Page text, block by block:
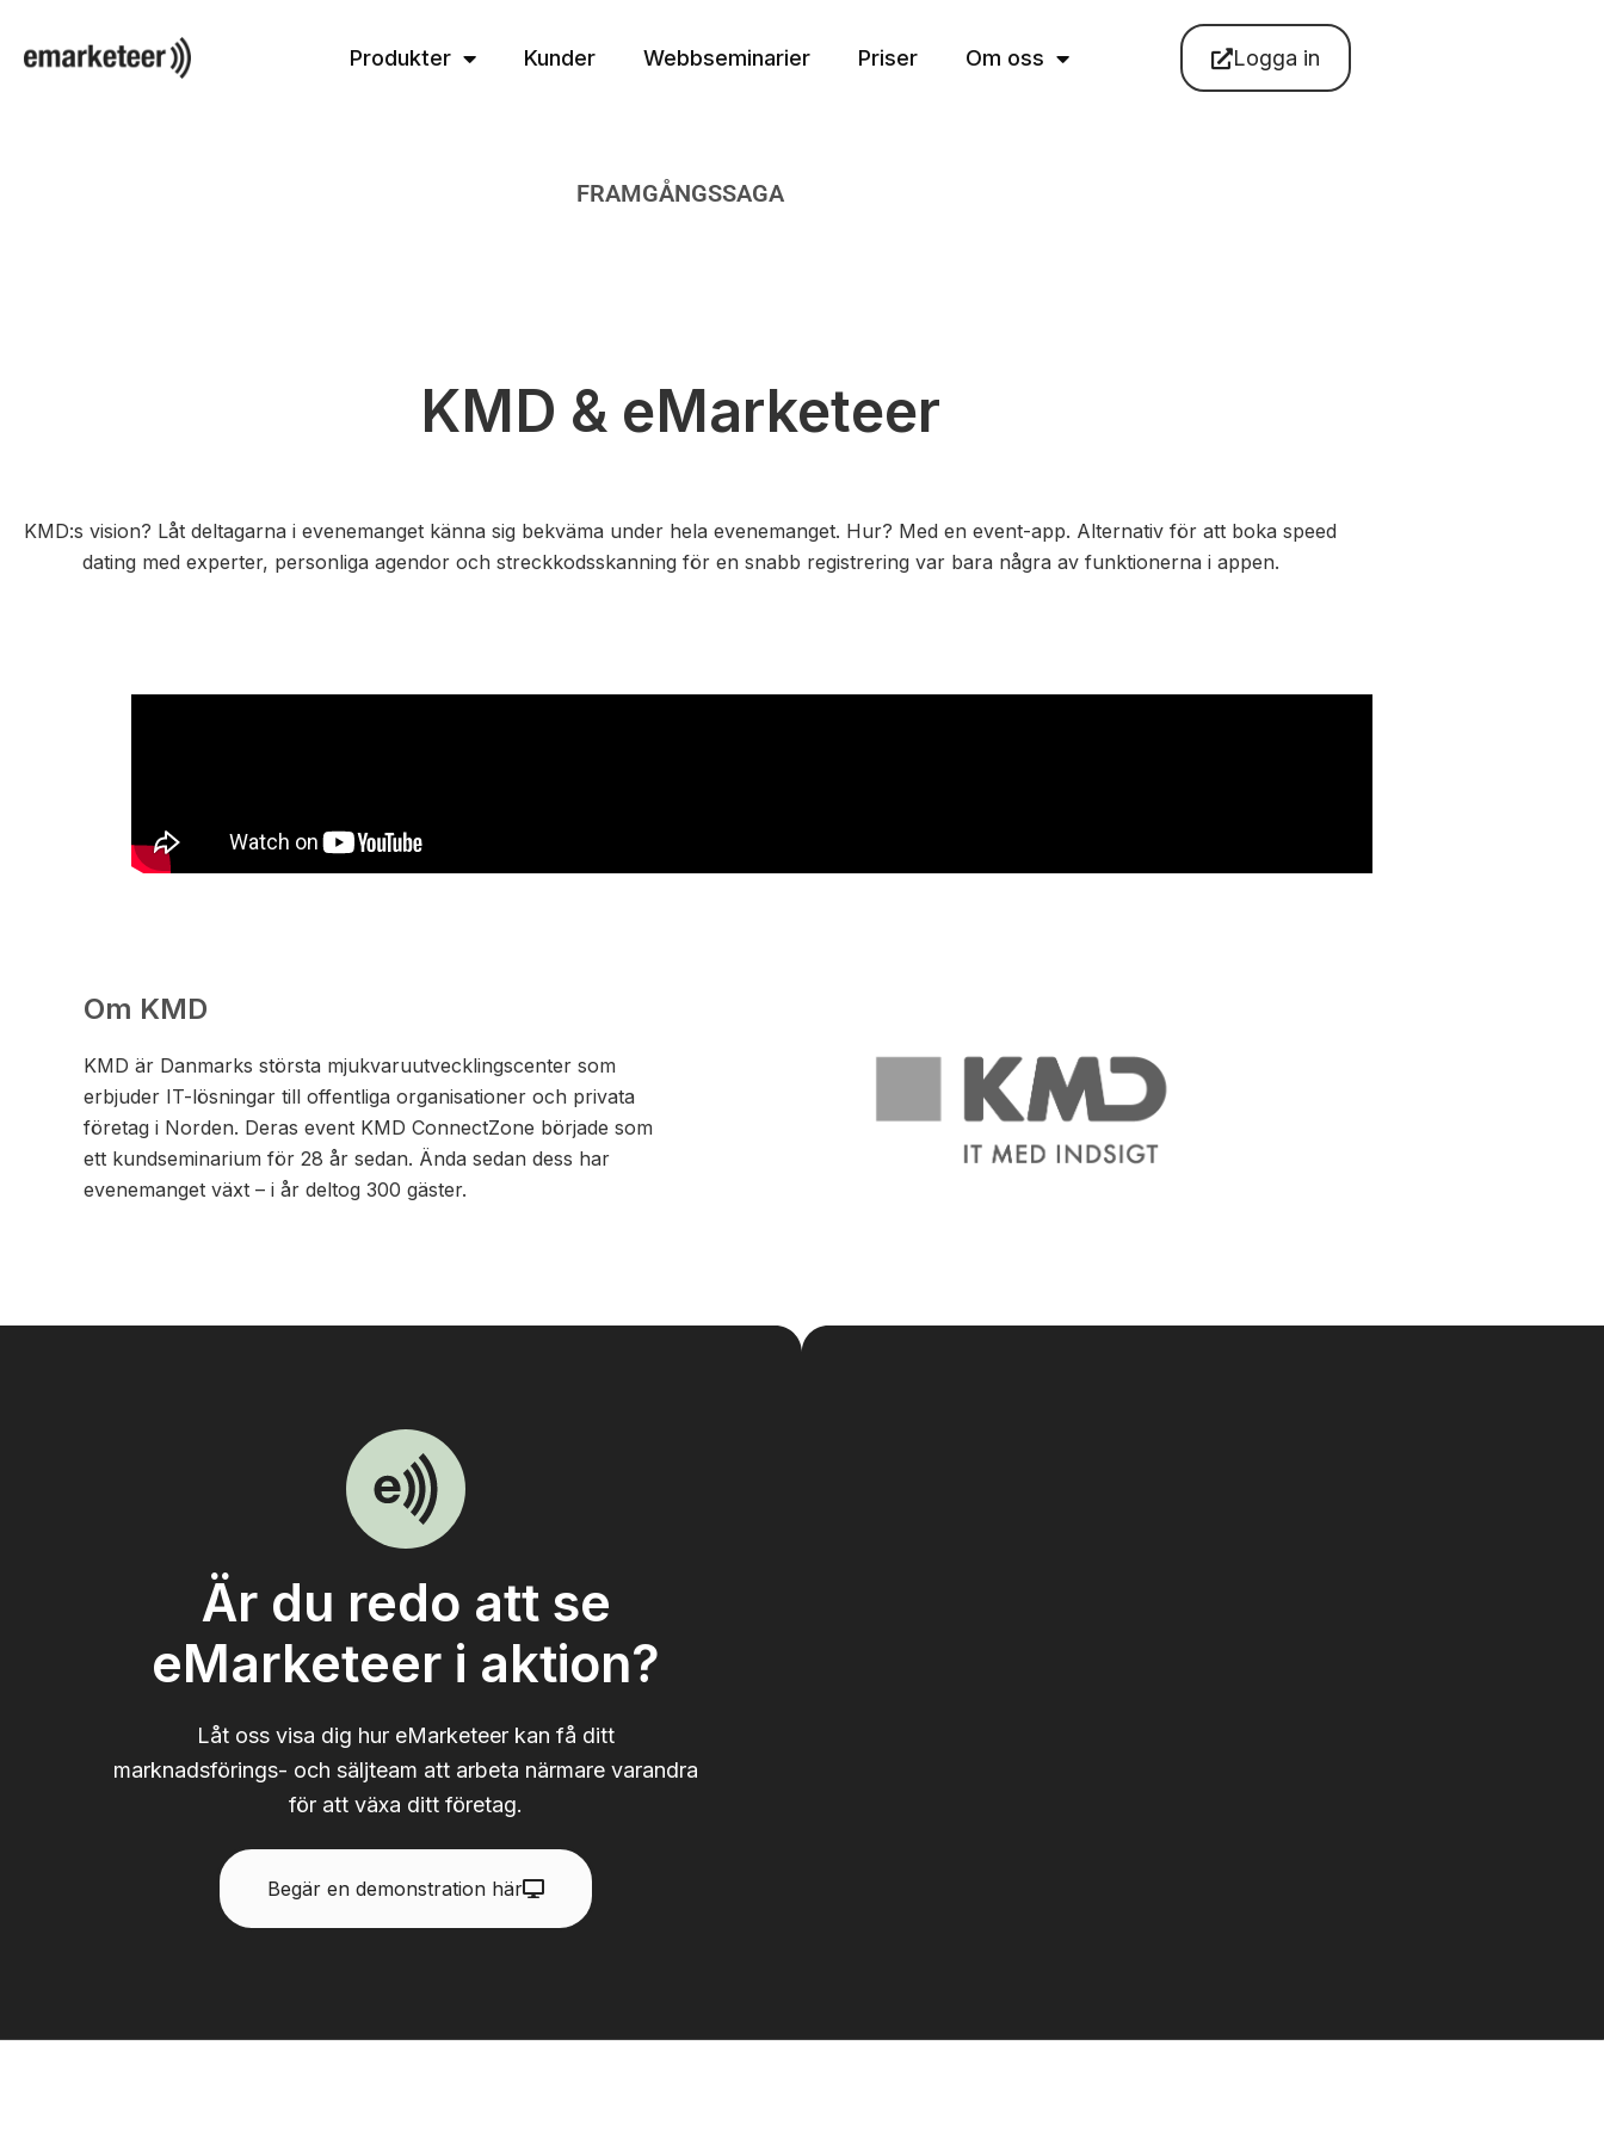
Produkter Kunder Webbseminarier Priser Om oss Logga in
FRAMGÅNGSSAGA
KMD & eMarketeer
KMD:s vision? Låt deltagarna i evenemanget känna sig bekväma under hela evenemanget. Hur? Med en event-app. Alternativ för att boka speed
dating med experter, personliga agendor och streckkodsskanning för en snabb registrering var bara några av funktionerna i appen.
Om KMD
KMD är Danmarks största mjukvaruutvecklingscenter som
erbjuder IT-lösningar till offentliga organisationer och privata
företag i Norden. Deras event KMD ConnectZone började som
ett kundseminarium för 28 år sedan. Ända sedan dess har
evenemanget växt – i år deltog 300 gäster.
Är du redo att se
eMarketeer i aktion?
Låt oss visa dig hur eMarketeer kan få ditt
marknadsförings- och säljteam att arbeta närmare varandra
för att växa ditt företag.
Begär en demonstration här